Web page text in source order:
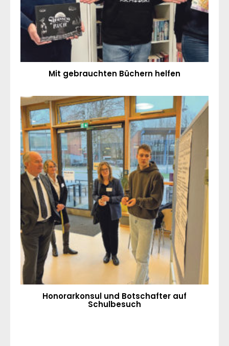
Mit gebrauchten Büchern helfen
Honorarkonsul und Botschafter auf
Schulbesuch